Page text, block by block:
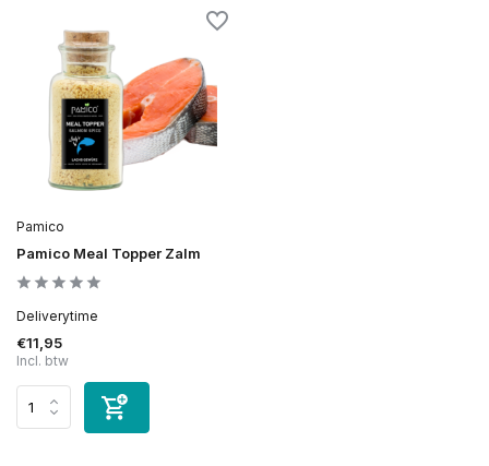
Pamico
Pamico Meal Topper Zalm
Deliverytime
€11,95
Incl. btw